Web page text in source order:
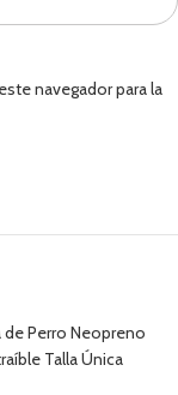
navegador para la